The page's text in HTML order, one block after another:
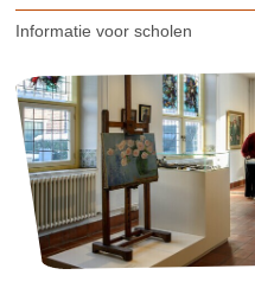
Informatie voor scholen